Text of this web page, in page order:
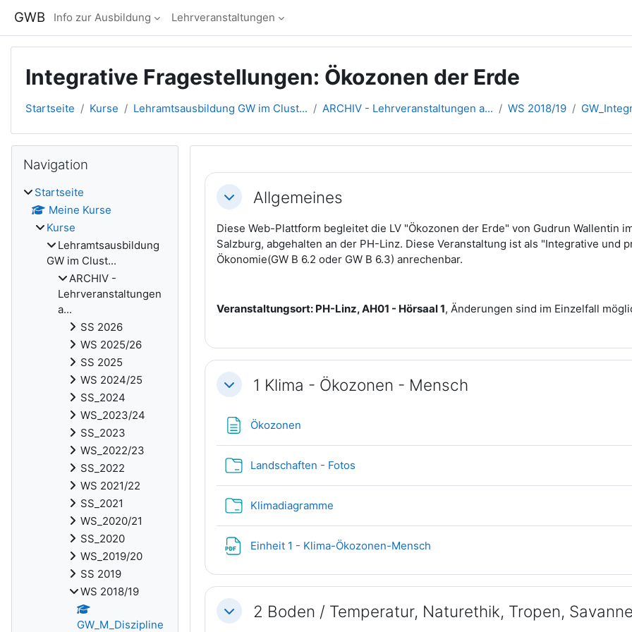
GWB Info zur Ausbildung Lehrveranstaltungen
Integrative Fragestellungen: Ökozonen der Erde
Startseite Kurse Lehramtsausbildung GW im Clust... ARCHIV - Lehrveranstaltungen a... WS 2018/19
Abschnittsübersicht
EinklappenAllgemeines
Diese Web-Plattform begleitet die LV "Ökozonen der Erde" von Gudrun Wallentin
Salzburg, abgehalten an der PH-Linz. Diese Veranstaltung ist als "Integrative
Ökonomie(GW B 6.2 oder GW B 6.3) anrechenbar.
Veranstaltungsort: PH-Linz, AH01 - Hörsaal 1, Änderungen sind im Einzelfall
Einklappen1 Klima - Ökozonen - Mensch
ÖkozonenTextseite
Landschaften - FotosVerzeichnis
KlimadiagrammeVerzeichnis
Einheit 1 - Klima-Ökozonen-Mensch
Einklappen2 Boden / Temperatur, Naturethik, Tropen,
Blöcke
Navigation
Startseite
Meine Kurse
Kurse
Lehramtsausbildung
GW im Clust...
ARCHIV -
Lehrveranstaltungen
a...
SS 2026
WS 2025/26
SS 2025
WS 2024/25
SS_2024
WS_2023/24
SS_2023
WS_2022/23
SS_2022
WS 2021/22
SS_2021
WS_2020/21
SS_2020
WS_2019/20
SS 2019
WS 2018/19
GW_M_Diszipline